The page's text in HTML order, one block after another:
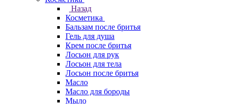
Назад
Косметика
Бальзам после бритья
Гель для душа
Крем после бритья
Лосьон для рук
Лосьон для тела
Лосьон после бритья
Масло
Масло для бороды
Мыло